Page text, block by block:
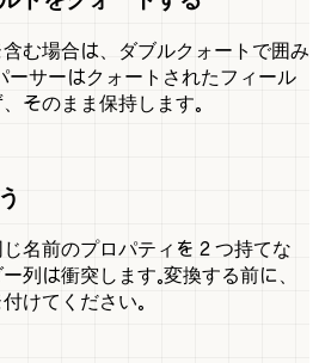
む場合は、ダブルクォートで囲み
パーサーはクォートされたフィール
そのまま保持します。
名前のプロパティを 2 つ持てな
列は衝突します。変換する前に、
けてください。